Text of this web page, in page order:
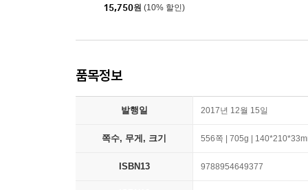
15,750원 (10% 할인)
품목정보
발행일 2017년 12월 15일
쪽수, 무게, 크기 556쪽 | 705g |
ISBN13 9788954649377